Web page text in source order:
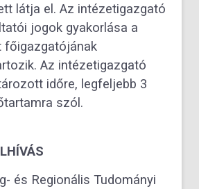
látja el. Az intézetigazgató
jogok gyakorlása a
főigazgatójának
Az intézetigazgató
időre, legfeljebb 3
szól.
és Regionális Tudományi